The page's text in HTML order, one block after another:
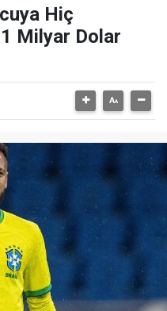
Hiç
1 Milyar Dolar